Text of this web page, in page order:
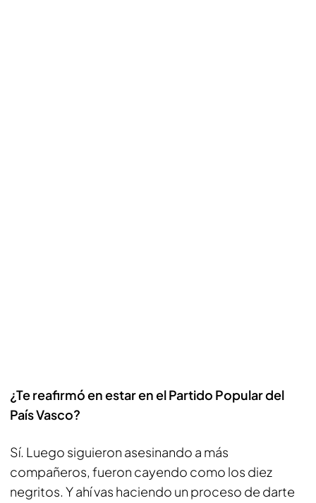
¿Te reafirmó en estar en el Partido Popular del
País Vasco?
Sí. Luego siguieron asesinando a más
compañeros, fueron cayendo como los diez
negritos. Y ahí vas haciendo un proceso de darte